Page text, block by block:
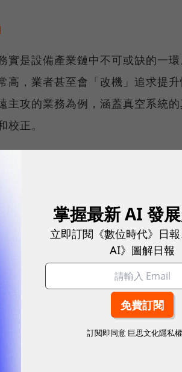
實是設備產業鏈中不可或缺的一
高，業者甚至會「改機」追求提
主攻的業務為例，涵蓋真空系統
正。
）來說，內部雖有部門支援客
新品的研發，這讓各地的技術服
。用汽車產業來打比方，設備原
務車主的外部保修廠，2種業態各
定，展現AI時代最具潛力的核心價
約占3成，其餘則是半導體的備品
明遠最初創業的一大目標，便是
以得知主流產品在客戶心中有哪
掌握最新 AI 發
立即訂閱《數位時代》日
AI》圖解日報
訂閱即同意 巨思文化隱私